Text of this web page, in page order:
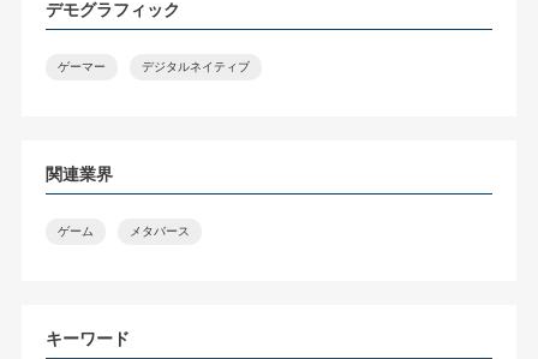
デモグラフィック
ゲーマー デジタルネイティブ
関連業界
ゲーム メタバース
キーワード